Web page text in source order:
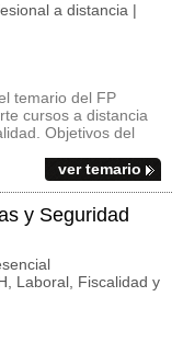
a distancia |
temario del FP
cursos a distancia
Objetivos del
ver temario
y Seguridad
Laboral, Fiscalidad y